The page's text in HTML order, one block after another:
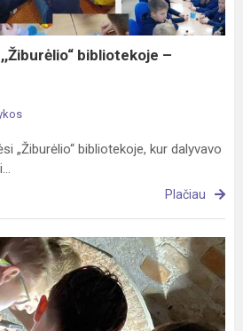
bibliotekoje –
„Žiburėlio“ bibliotekoje, kur dalyvavo
Plačiau